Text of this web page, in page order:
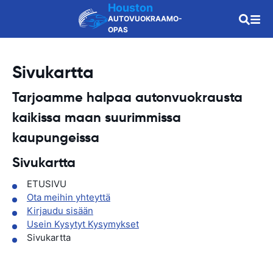
Houston
AUTOVUOKRAAMO-
OPAS
Sivukartta
Tarjoamme halpaa autonvuokrausta
kaikissa maan suurimmissa
kaupungeissa
Sivukartta
ETUSIVU
Ota meihin yhteyttä
Kirjaudu sisään
Usein Kysytyt Kysymykset
Sivukartta